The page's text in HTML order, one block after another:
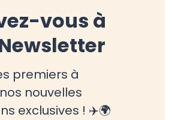
vous à
premiers à
nouvelles
exclusives ! ✈️🌍